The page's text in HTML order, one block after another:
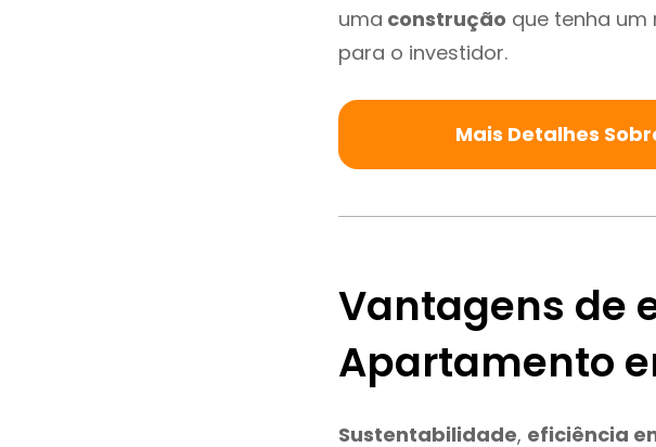
uma construção que tenha
para o investidor.
Mais Detalhes
Vantagens de
Apartamento
Sustentabilidade, eficiência